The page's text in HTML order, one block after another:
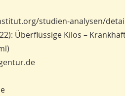
studien-analysen/
Überflüssige Kilos –